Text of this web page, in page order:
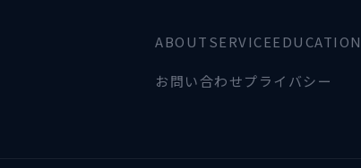
ABOUTSERVICEEDUCATION
お問い合わせプライバシー